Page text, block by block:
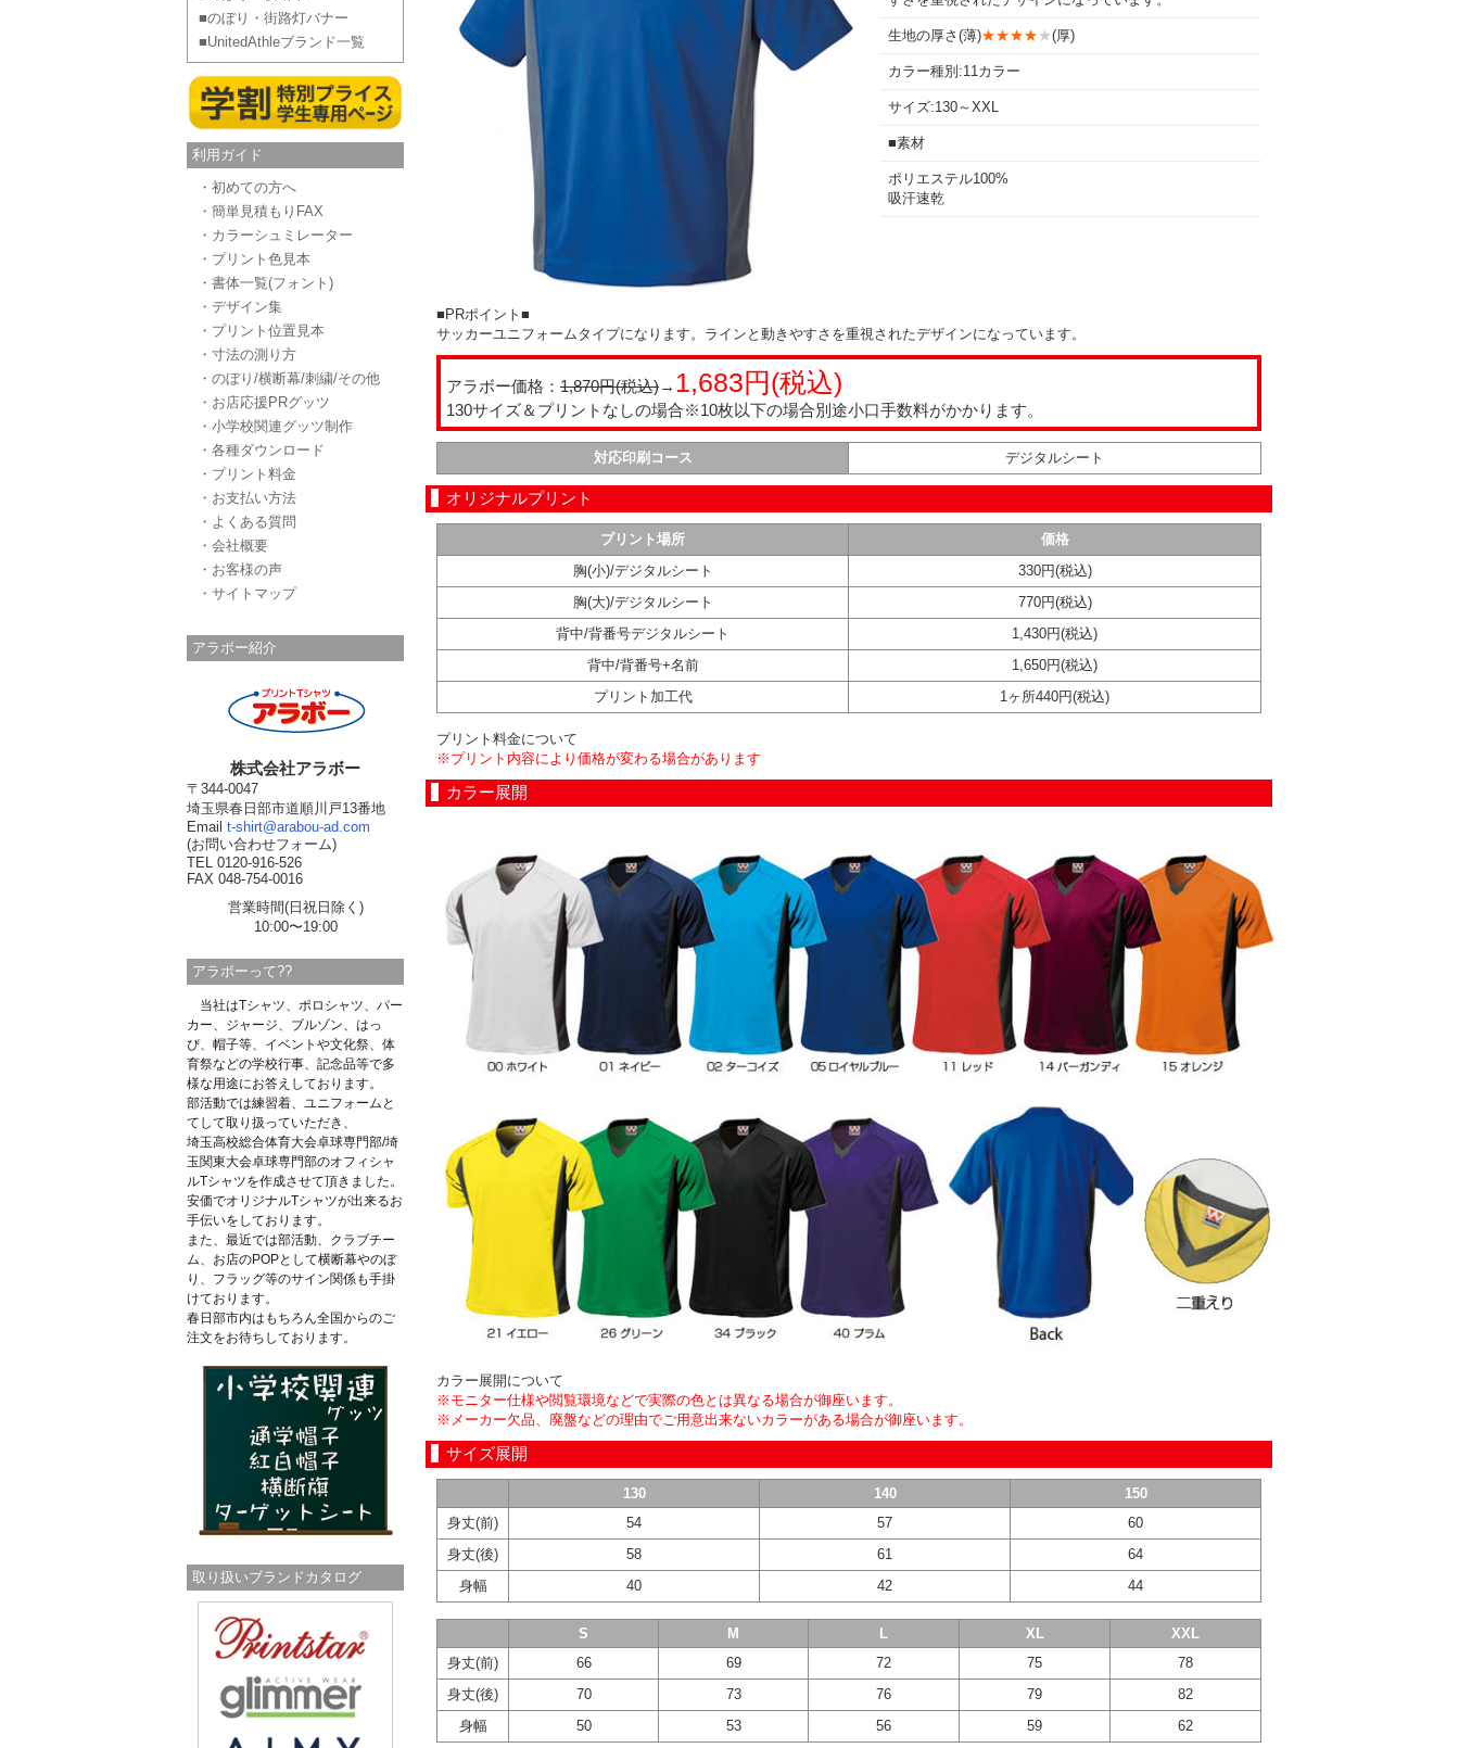
■のぼり・街路灯バナー
■UnitedAthleブランド一覧
利用ガイド
・初めての方へ
・簡単見積もりFAX
・カラーシュミレーター
・プリント色見本
・書体一覧(フォント)
・デザイン集
・プリント位置見本
・寸法の測り方
・のぼり/横断幕/刺繍/その他
・お店応援PRグッツ
・小学校関連グッツ制作
・各種ダウンロード
・プリント料金
・お支払い方法
・よくある質問
・会社概要
・お客様の声
・サイトマップ
アラボー紹介
株式会社アラボー
〒344-0047
埼玉県春日部市道順川戸13番地
Email t-shirt@arabou-ad.com
(お問い合わせフォーム)
TEL 0120-916-526
FAX 048-754-0016
営業時間(日祝日除く)
10:00〜19:00
アラボーって??
当社はTシャツ、ポロシャツ、パー
カー、ジャージ、ブルゾン、はっ
ぴ、帽子等、イベントや文化祭、体
育祭などの学校行事、記念品等で多
様な用途にお答えしております。
部活動では練習着、ユニフォームと
てして取り扱っていただき、
埼玉高校総合体育大会卓球専門部/埼
玉関東大会卓球専門部のオフィシャ
ルTシャツを作成させて頂きました。
安価でオリジナルTシャツが出来るお
手伝いをしております。
また、最近では部活動、クラブチー
ム、お店のPOPとして横断幕やのぼ
り、フラッグ等のサイン関係も手掛
けております。
春日部市内はもちろん全国からのご
注文をお待ちしております。
取り扱いブランドカタログ
生地の厚さ(薄)★★★★★(厚)
カラー種別:11カラー
サイズ:130～XXL
■素材
ポリエステル100%
吸汗速乾
■PRポイント■
サッカーユニフォームタイプになります。ラインと動きやすさを重視されたデザインになっています。
アラボー価格： 1,870円(税込)→ 1,683円(税込)
130サイズ＆プリントなしの場合※10枚以下の場合別途小口手数料がかかります。
対応印刷コース デジタルシート
オリジナルプリント
プリント場所
価格
胸(小)/デジタルシート
330円(税込)
胸(大)/デジタルシート
770円(税込)
背中/背番号デジタルシート
1,430円(税込)
背中/背番号+名前
1,650円(税込)
プリント加工代
1ヶ所440円(税込)
プリント料金について
※プリント内容により価格が変わる場合があります
カラー展開
カラー展開について
※モニター仕様や閲覧環境などで実際の色とは異なる場合が御座います。
※メーカー欠品、廃盤などの理由でご用意出来ないカラーがある場合が御座います。
サイズ展開
130 140
150
身丈(前)
54 57
60
身丈(後)
58 61
64
身幅
40 42 44
S M L XL
XXL
身丈(前)
66 69 72 75
78
身丈(後)
70 73 76 79
82
身幅
50 53 56 59 62